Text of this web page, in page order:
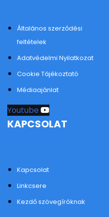
Általános szerződési
feltételek
Adatvédelmi Nyilatkozat
Cookie Tájékoztató
Médiaajánlat
Youtube
KAPCSOLAT
Kapcsolat
Linkcsere
Kezdő szövegíróknak